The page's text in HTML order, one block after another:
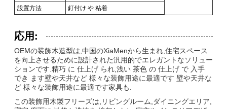
設置方法
釘付け や 粘着
応用:
OEMの装飾木造型は,中国のXiaMenから生まれ,住宅スペース
を向上させるために設計された汎用的でエレガントなソリュー
ションです.精巧 に 仕上げ られ,浅い 茶色 の 仕上げ で 入手
でき ます壁や天井など 様々な装飾用途に最適です 壁や天井な
ど 様々な装飾用途に最適です家具も.
この装飾用木製フリーズは,リビングルーム,ダイニングエリア,